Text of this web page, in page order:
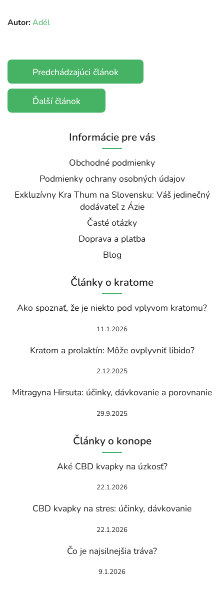
Autor:Adél
Predchádzajúci článok
Ďalší článok
Informácie pre vás
Obchodné podmienky
Podmienky ochrany osobných údajov
Exkluzívny Kra Thum na Slovensku: Váš jedinečný
dodávateľ z Ázie
Časté otázky
Doprava a platba
Blog
Články o kratome
Ako spoznať, že je niekto pod vplyvom kratomu?
11.1.2026
Kratom a prolaktín: Môže ovplyvniť libido?
2.12.2025
Mitragyna Hirsuta: účinky, dávkovanie a porovnanie
29.9.2025
Články o konope
Aké CBD kvapky na úzkosť?
22.1.2026
CBD kvapky na stres: účinky, dávkovanie
22.1.2026
Čo je najsilnejšia tráva?
9.1.2026